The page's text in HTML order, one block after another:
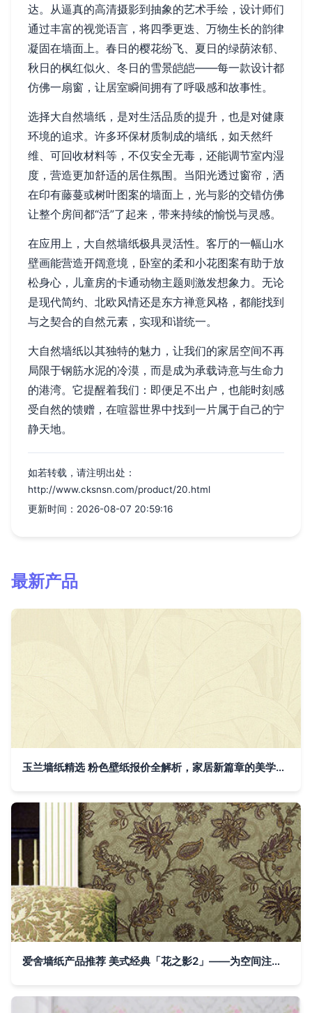
达。从逼真的高清摄影到抽象的艺术手绘，设计师们
通过丰富的视觉语言，将四季更迭、万物生长的韵律
凝固在墙面上。春日的樱花纷飞、夏日的绿荫浓郁、
秋日的枫红似火、冬日的雪景皑皑——每一款设计都
仿佛一扇窗，让居室瞬间拥有了呼吸感和故事性。
选择大自然墙纸，是对生活品质的提升，也是对健康
环境的追求。许多环保材质制成的墙纸，如天然纤
维、可回收材料等，不仅安全无毒，还能调节室内湿
度，营造更加舒适的居住氛围。当阳光透过窗帘，洒
在印有藤蔓或树叶图案的墙面上，光与影的交错仿佛
让整个房间都“活”了起来，带来持续的愉悦与灵感。
在应用上，大自然墙纸极具灵活性。客厅的一幅山水
壁画能营造开阔意境，卧室的柔和小花图案有助于放
松身心，儿童房的卡通动物主题则激发想象力。无论
是现代简约、北欧风情还是东方禅意风格，都能找到
与之契合的自然元素，实现和谐统一。
大自然墙纸以其独特的魅力，让我们的家居空间不再
局限于钢筋水泥的冷漠，而是成为承载诗意与生命力
的港湾。它提醒着我们：即便足不出户，也能时刻感
受自然的馈赠，在喧嚣世界中找到一片属于自己的宁
静天地。
如若转载，请注明出处：
http://www.cksnsn.com/product/20.html
更新时间：2026-08-07 20:59:16
最新产品
玉兰墙纸精选 粉色壁纸报价全解析，家居新篇章的美学起点
爱舍墙纸产品推荐 美式经典「花之影2」——为空间注入自然灵感